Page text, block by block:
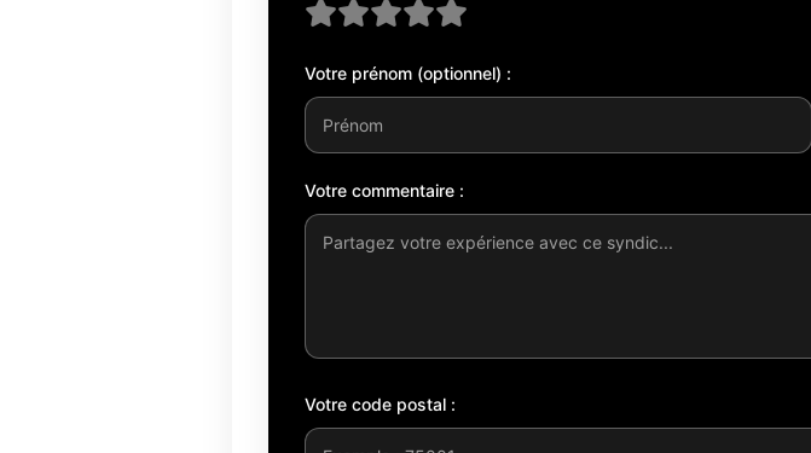
Votre prénom (optionnel) :
Votre commentaire :
Votre code postal :